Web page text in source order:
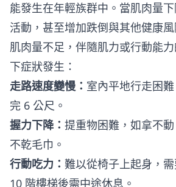
能發生在年輕族群中。當肌肉量
活動，甚至增加跌倒與其他健康
肌肉量不足，伴隨肌力或行動能
下症狀發生：
走路速度變慢： 室內平地行走困
完 6 公尺。
握力下降： 提重物困難，如拿不
不乾毛巾。
行動吃力： 難以從椅子上起身，
10 階樓梯後需中途休息。